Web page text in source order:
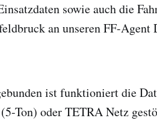
sowie auch die
an unseren FF-
ist funktioniert die
Ton) oder TETRA Netz